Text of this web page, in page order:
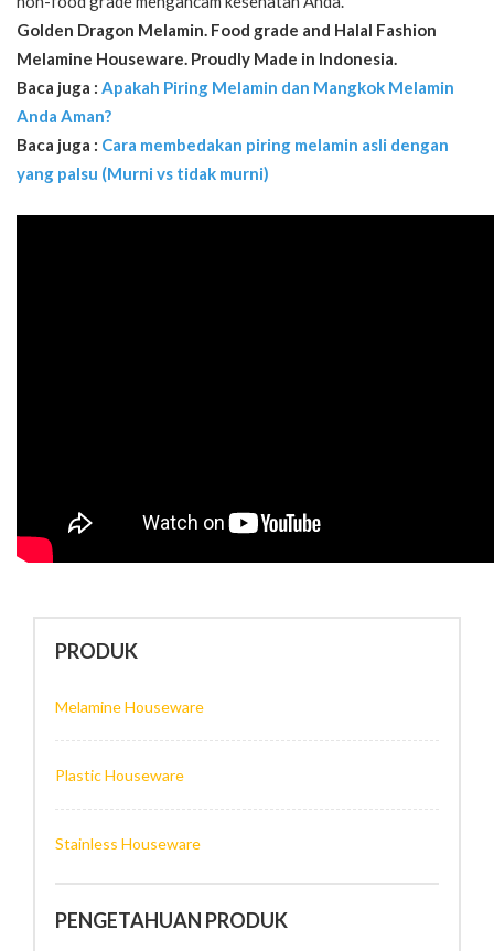
Golden Dragon Melamin. Food grade and Halal Fashion
Melamine Houseware. Proudly Made in Indonesia.
Baca juga : Apakah Piring Melamin dan Mangkok Melamin
Anda Aman?
Baca juga : Cara membedakan piring melamin asli dengan
yang palsu (Murni vs tidak murni)
PRODUK
Melamine Houseware
Plastic Houseware
Stainless Houseware
PENGETAHUAN PRODUK